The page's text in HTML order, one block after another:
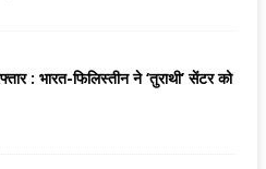
: भारत-फिलिस्तीन ने ‘तुराथी’ सेंटर को